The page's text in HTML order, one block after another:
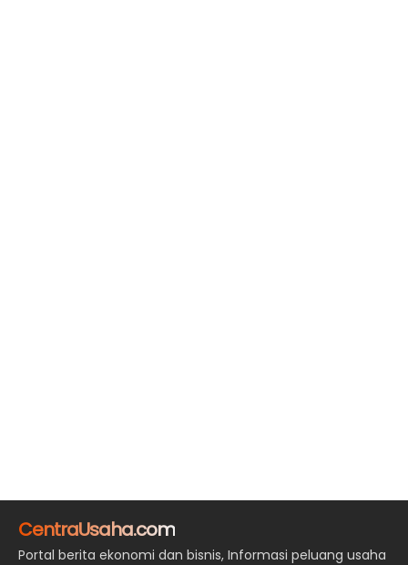
CentraUsaha.com
Portal berita ekonomi dan bisnis, Informasi peluang usaha